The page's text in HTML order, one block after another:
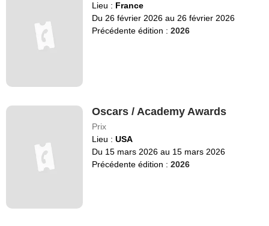
Lieu : France
Du 26 février 2026 au 26 février 2026
Précédente édition :2026
Oscars / Academy Awards
Prix
Lieu :USA
Du 15 mars 2026 au 15 mars 2026
Précédente édition :2026